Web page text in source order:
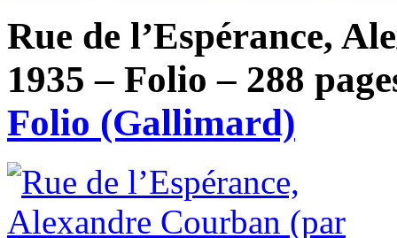
Rue de l’Espérance,
1935 – Folio – 288
Folio (Gallimard)